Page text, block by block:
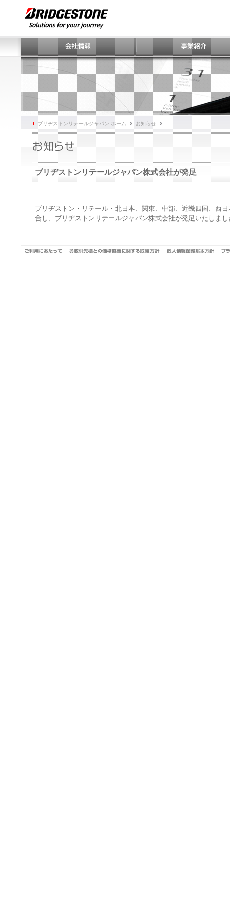
ブリヂストンリテールジャパン ホーム お知らせ
ブリヂストンリテールジャパン株式会社が発足
ブリヂストン・リテール・北日本、関東、中部、近畿四国、西
合し、ブリヂストンリテールジャパン株式会社が発足いたしまし